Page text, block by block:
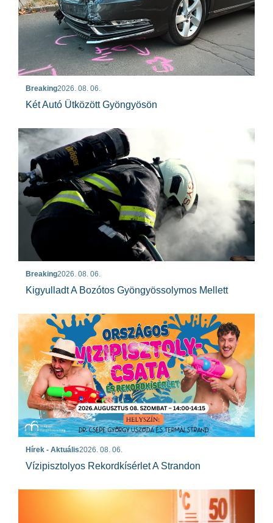
Breaking2026. 08. 06.
Két Autó Ütközött Gyöngyösön
Breaking2026. 08. 06.
Kigyulladt A Bozótos Gyöngyössolymos Mellett
Hírek - Aktuális2026. 08. 06.
Vízipisztolyos Rekordkísérlet A Strandon